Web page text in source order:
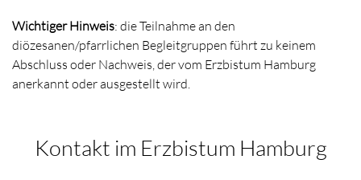
Wichtiger Hinweis: die Teilnahme an den
diözesanen/pfarrlichen Begleitgruppen führt zu keinem
Abschluss oder Nachweis, der vom Erzbistum Hamburg
anerkannt oder ausgestellt wird.
Kontakt im Erzbistum Hamburg